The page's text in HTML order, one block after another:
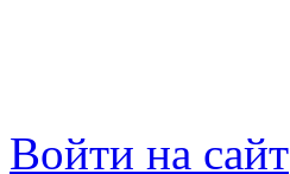
Войти на сайт